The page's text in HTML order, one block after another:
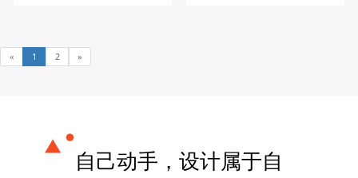
« 1 2 »
自己动手，设计属于自